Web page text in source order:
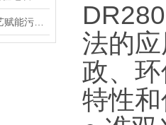
法的
政、
特性